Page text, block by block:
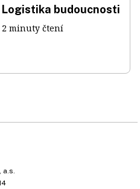
Logistika budoucnosti
2 minuty čtení